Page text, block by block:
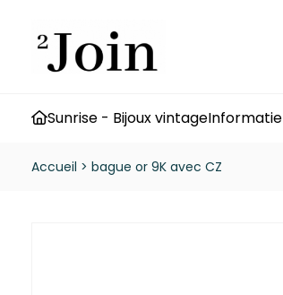
Sunrise - Bijoux vintageInformatie
Accueil > bague or 9K avec CZ